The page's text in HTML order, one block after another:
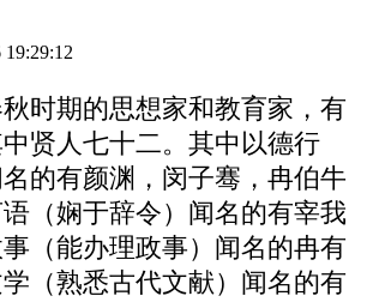
时期的思想家和教育家，有
贤人七十二。其中以德行
名的有颜渊，闵子骞，冉伯牛
（娴于辞令）闻名的有宰我
（能办理政事）闻名的冉有
（熟悉古代文献）闻名的有